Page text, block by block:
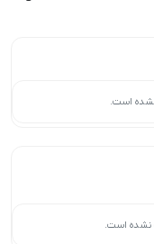
نشده است.
نشده است.